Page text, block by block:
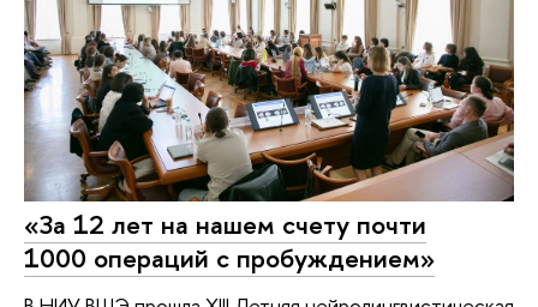
«За 12 лет на нашем счету почти
1000 операций с пробуждением»